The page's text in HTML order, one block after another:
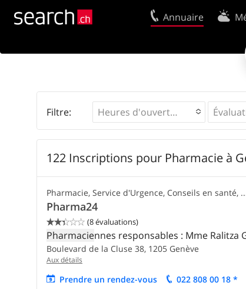
Annuaire
Filtre: Heures d'ouverture
122 Inscriptions pour Pharmacie à
Pharmacie, Service d'Urgence, Conseils en santé,
Pharma24

 (8 évaluations)
Pharmaciennes responsables : Mme Ralitza
Boulevard de la Cluse 38, 1205 Genève
Aux détails
Prendre un rendez-vous 022 808 00 18 *
Votre inscription
Utilisation
Mentions
Conditions